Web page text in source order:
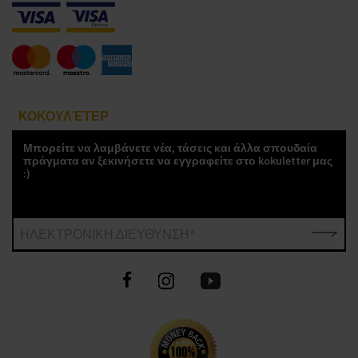
ΚΟΚΟΥΛΈΤΕΡ
Μπορείτε να λαμβάνετε νέα, τάσεις και άλλα σπουδαία
πράγματα αν ξεκινήσετε να εγγραφείτε στο kokuletter μας
:)